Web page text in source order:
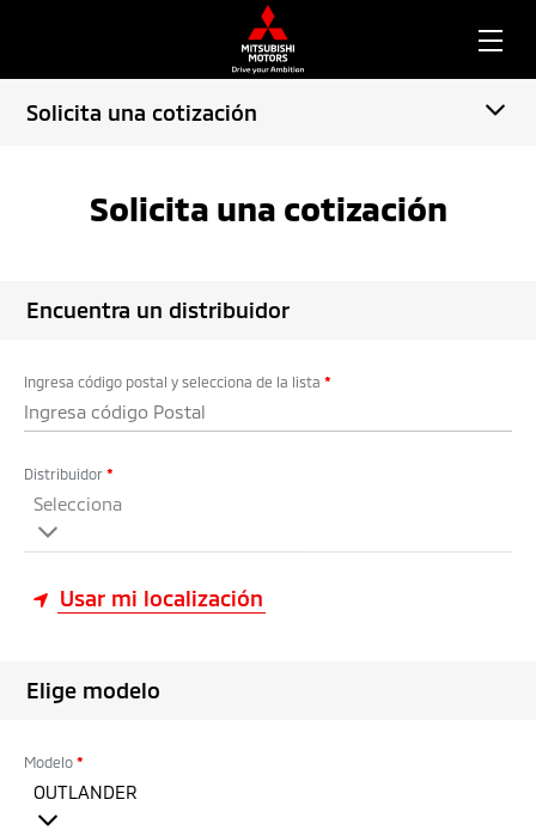
Solicita una cotización
Solicita una cotización
Encuentra un distribuidor
Ingresa código postal y selecciona de la lista *
Distribuidor *
Selecciona
Usar mi localización
Elige modelo
Modelo *
OUTLANDER